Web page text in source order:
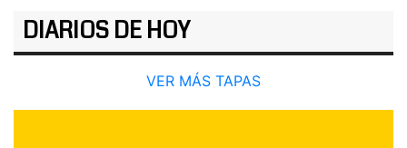
DIARIOS DE HOY
VER MÁS TAPAS